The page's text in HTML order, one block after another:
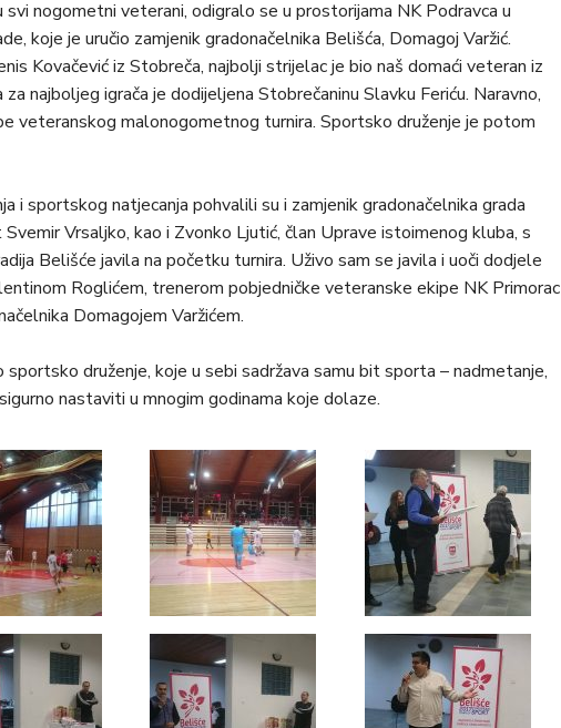
svi nogometni veterani, odigralo se u prostorijama NK Podravca u
koje je uručio zamjenik gradonačelnika Belišća, Domagoj Varžić.
Kovačević iz Stobreča, najbolji strijelac je bio naš domaći veteran iz
najboljeg igrača je dodijeljena Stobrečaninu Slavku Feriću. Naravno,
veteranskog malonogometnog turnira. Sportsko druženje je potom
i sportskog natjecanja pohvalili su i zamjenik gradonačelnika grada
Vrsaljko, kao i Zvonko Ljutić, član Uprave istoimenog kluba, s
Belišće javila na početku turnira. Uživo sam se javila i uoči dodjele
Roglićem, trenerom pobjedničke veteranske ekipe NK Primorac
Domagojem Varžićem.
druženje, koje u sebi sadržava samu bit sporta – nadmetanje,
nastaviti u mnogim godinama koje dolaze.